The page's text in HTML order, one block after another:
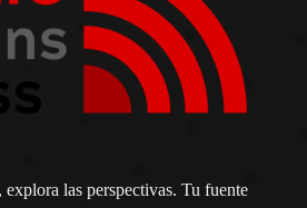
explora las perspectivas. Tu fuente